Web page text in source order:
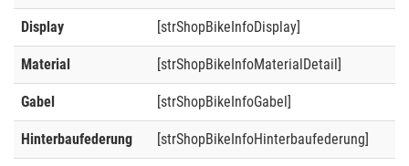
Display [strShopBikeInfoDisplay]
Material [strShopBikeInfoMaterialDetail]
Gabel [strShopBikeInfoGabel]
Hinterbaufederung [strShopBikeInfoHinterbaufederung]